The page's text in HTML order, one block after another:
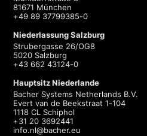
81671 München
+49 89 37799385-0
Niederlassung Salzburg
Strubergasse 26/OG8
5020 Salzburg
+43 662 43124-0
Hauptsitz Niederlande
Bacher Systems Netherlands B.V.
Evert van de Beekstraat 1-104
1118 CL Schiphol
+31 20 3692441
info.nl@bacher.eu